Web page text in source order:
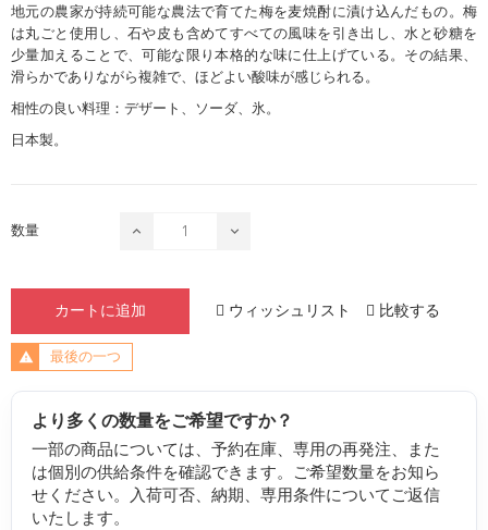
地元の農家が持続可能な農法で育てた梅を麦焼酎に漬け込んだもの。梅
は丸ごと使用し、石や皮も含めてすべての風味を引き出し、水と砂糖を
少量加えることで、可能な限り本格的な味に仕上げている。その結果、
滑らかでありながら複雑で、ほどよい酸味が感じられる。
相性の良い料理：デザート、ソーダ、氷。
日本製。
数量
カートに追加 ウィッシュリスト 比較する
最後の一つ
より多くの数量をご希望ですか？
一部の商品については、予約在庫、専用の再発注、また
は個別の供給条件を確認できます。ご希望数量をお知ら
せください。入荷可否、納期、専用条件についてご返信
いたします。